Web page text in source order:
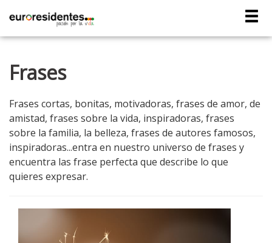
Frases
Frases cortas, bonitas, motivadoras, frases de amor, de
amistad, frases sobre la vida, inspiradoras, frases
sobre la familia, la belleza, frases de autores famosos,
inspiradoras...entra en nuestro universo de frases y
encuentra las frase perfecta que describe lo que
quieres expresar.